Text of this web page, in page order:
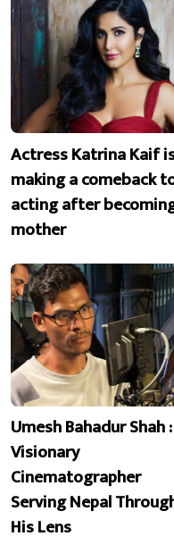
Actress Katrina Kaif
making a comeback
acting after
mother
Umesh Bahadur Shah
Visionary
Cinematographer
Serving Nepal
His Lens